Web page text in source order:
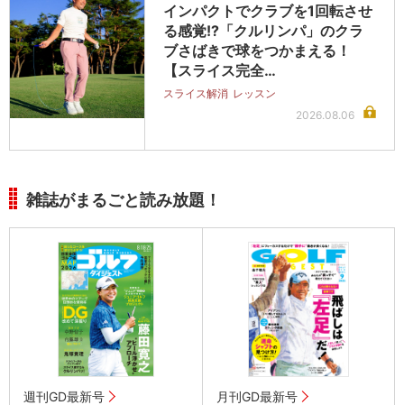
インパクトでクラブを1回転させ
る感覚!?「クルリンパ」のクラ
ブさばきで球をつかまえる！
【スライス完全…
スライス解消 レッスン
2026.08.06
雑誌がまるごと読み放題！
週刊GD最新号 月刊GD最新号